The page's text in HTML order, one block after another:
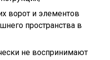
ворот и элементов
пространства в
не воспринимают